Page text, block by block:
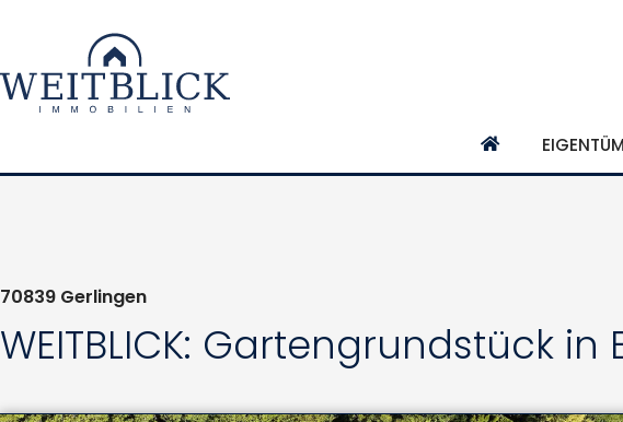
70839 Gerlingen
WEITBLICK: Gartengrundstück in